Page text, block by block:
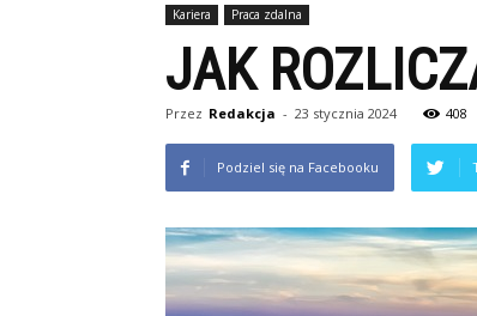
Kariera Praca zdalna
JAK
Przez Redakcja - 23 stycznia 2024 408
Podziel się na Facebooku